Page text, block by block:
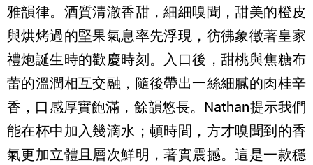
雅韻律。酒質清澈香甜，細細嗅聞，甜美的橙皮
與烘烤過的堅果氣息率先浮現，彷彿象徵著皇家
禮炮誕生時的歡慶時刻。入口後，甜桃與焦糖布
蕾的溫潤相互交融，隨後帶出一絲細膩的肉桂辛
香，口感厚實飽滿，餘韻悠長。Nathan提示我們
能在杯中加入幾滴水；頓時間，方才嗅聞到的香
氣更加立體且層次鮮明，著實震撼。這是一款穩